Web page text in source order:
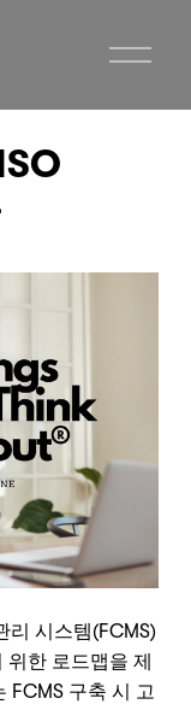
메
리 시스템(FCMS)
한 로드맵을 제
FCMS 구축 시 고